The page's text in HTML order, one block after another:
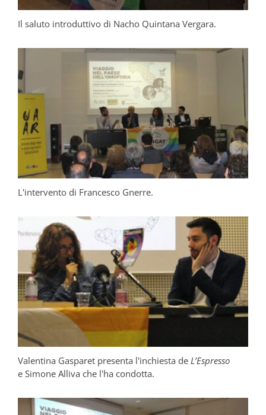
Il saluto introduttivo di Nacho Quintana Vergara.
L'intervento di Francesco Gnerre.
Valentina Gasparet presenta l'inchiesta de L’Espresso
e Simone Alliva che l'ha condotta.